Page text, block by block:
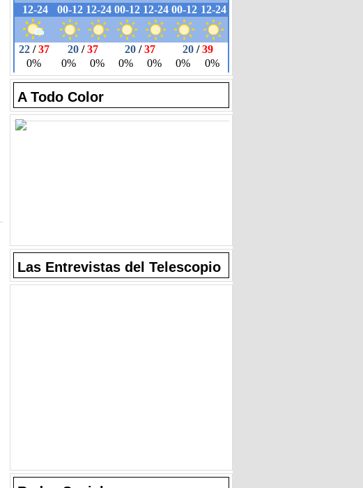
A Todo Color
Las Entrevistas del Telescopio